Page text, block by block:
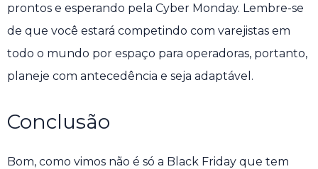
prontos e esperando pela Cyber ​​Monday. Lembre-se
de que você estará competindo com varejistas em
todo o mundo por espaço para operadoras, portanto,
planeje com antecedência e seja adaptável.
Conclusão
Bom, como vimos não é só a Black Friday que tem